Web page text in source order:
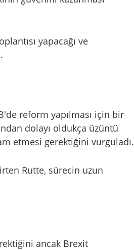
yapacağı ve
reform yapılması için bir
dolayı oldukça üzüntü
etmesi gerektiğini vurguladı.
Rutte, sürecin uzun
ancak Brexit